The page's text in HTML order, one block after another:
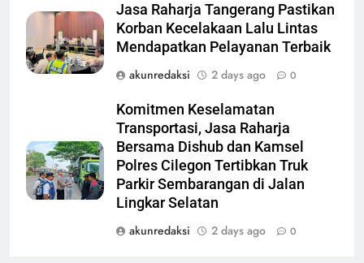
Jasa Raharja Tangerang Pastikan
Korban Kecelakaan Lalu Lintas
Mendapatkan Pelayanan Terbaik
akunredaksi
2 days ago 0
Komitmen Keselamatan
Transportasi, Jasa Raharja
Bersama Dishub dan Kamsel
Polres Cilegon Tertibkan Truk
Parkir Sembarangan di Jalan
Lingkar Selatan
akunredaksi
2 days ago 0